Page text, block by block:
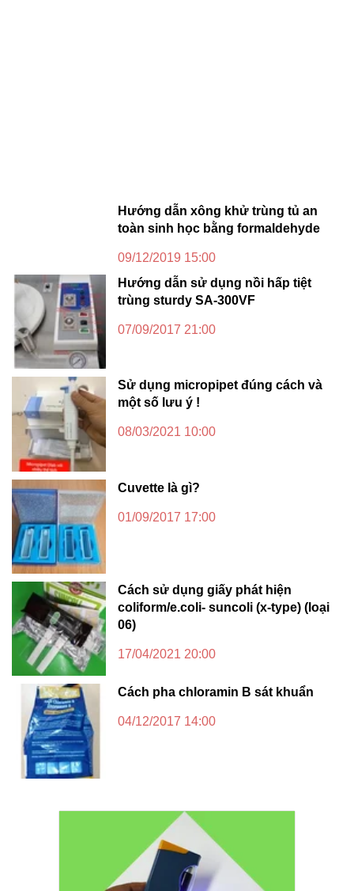
Hướng dẫn xông khử trùng tủ an
toàn sinh học bằng formaldehyde
09/12/2019 15:00
Hướng dẫn sử dụng nồi hấp tiệt
trùng sturdy SA-300VF
07/09/2017 21:00
Sử dụng micropipet đúng cách và
một số lưu ý !
08/03/2021 10:00
Cuvette là gì?
01/09/2017 17:00
Cách sử dụng giấy phát hiện
coliform/e.coli- suncoli (x-type) (loại
06)
17/04/2021 20:00
Cách pha chloramin B sát khuẩn
04/12/2017 14:00